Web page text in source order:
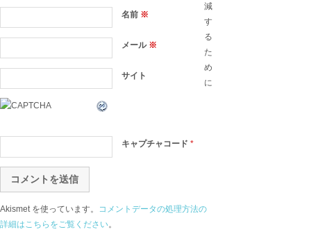
名前 ※
メール ※
サイト
キャプチャコード *
減
す
る
た
め
に
Akismet を使っています。 コメントデータの処理方法の
詳細はこちらをご覧ください。